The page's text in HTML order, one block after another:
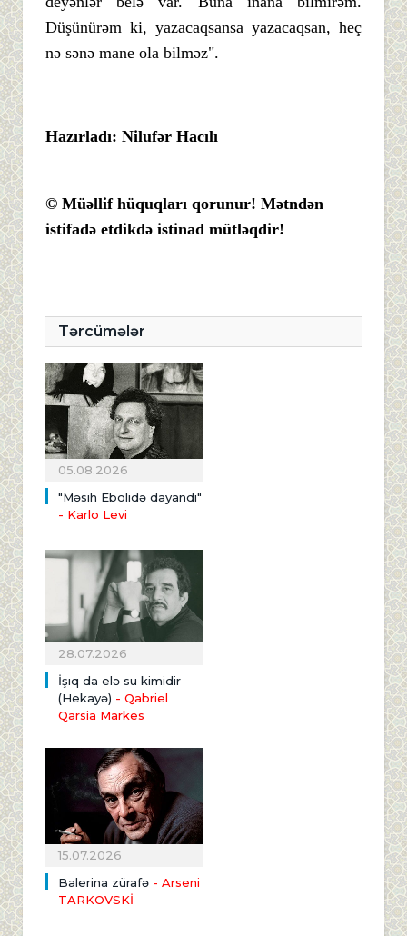
Düşünürəm ki, yazacaqsansa yazacaqsan, heç
nə sənə mane ola bilməz".
Hazırladı: Nilufər Hacılı
© Müəllif hüquqları qorunur! Mətndən
istifadə etdikdə istinad mütləqdir!
Tərcümələr
05.08.2026
"Məsih Ebolidə dayandı"
- Karlo Levi
28.07.2026
İşıq da elə su kimidir
(Hekayə) - Qabriel
Qarsia Markes
15.07.2026
Balerina zürafə - Arseni
TARKOVSKİ